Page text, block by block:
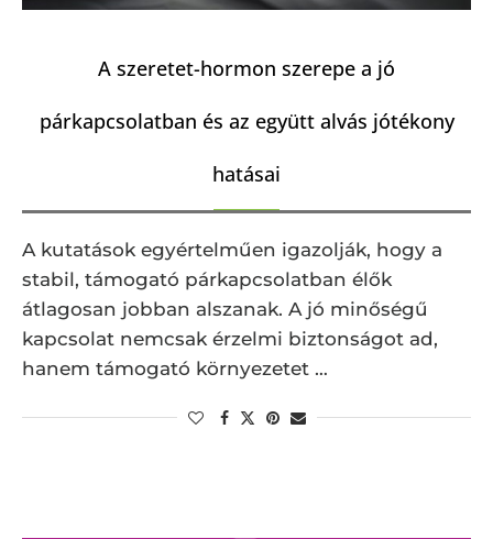
A szeretet-hormon szerepe a jó
párkapcsolatban és az együtt alvás jótékony
hatásai
A kutatások egyértelműen igazolják, hogy a
stabil, támogató párkapcsolatban élők
átlagosan jobban alszanak. A jó minőségű
kapcsolat nemcsak érzelmi biztonságot ad,
hanem támogató környezetet …